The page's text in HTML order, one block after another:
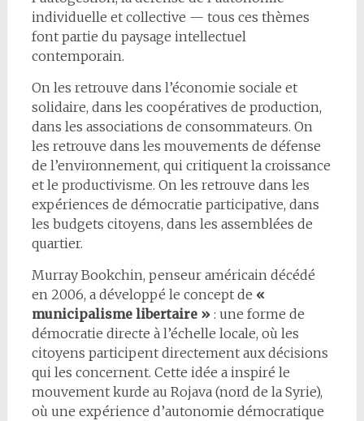
individuelle et collective — tous ces thèmes
font partie du paysage intellectuel
contemporain.
On les retrouve dans l’économie sociale et
solidaire, dans les coopératives de production,
dans les associations de consommateurs. On
les retrouve dans les mouvements de défense
de l’environnement, qui critiquent la croissance
et le productivisme. On les retrouve dans les
expériences de démocratie participative, dans
les budgets citoyens, dans les assemblées de
quartier.
Murray Bookchin, penseur américain décédé
en 2006, a développé le concept de «
municipalisme libertaire »: une forme de
démocratie directe à l’échelle locale, où les
citoyens participent directement aux décisions
qui les concernent. Cette idée a inspiré le
mouvement kurde au Rojava (nord de la Syrie),
où une expérience d’autonomie démocratique